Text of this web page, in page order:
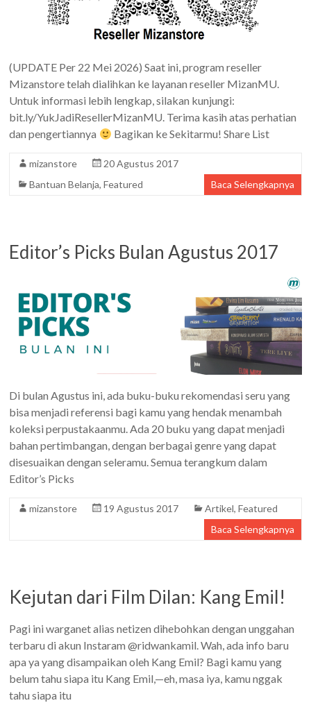
(UPDATE Per 22 Mei 2026) Saat ini, program reseller
Mizanstore telah dialihkan ke layanan reseller MizanMU.
Untuk informasi lebih lengkap, silakan kunjungi:
bit.ly/YukJadiResellerMizanMU. Terima kasih atas perhatian
dan pengertiannya
Bagikan ke Sekitarmu! Share List
mizanstore
20 Agustus 2017
Bantuan Belanja,Featured Baca Selengkapnya
Editor’s Picks Bulan Agustus 2017
Di bulan Agustus ini, ada buku-buku rekomendasi seru yang
bisa menjadi referensi bagi kamu yang hendak menambah
koleksi perpustakaanmu. Ada 20 buku yang dapat menjadi
bahan pertimbangan, dengan berbagai genre yang dapat
disesuaikan dengan seleramu. Semua terangkum dalam
Editor’s Picks
mizanstore 19 Agustus 2017 Artikel,Featured
Baca Selengkapnya
Kejutan dari Film Dilan: Kang Emil!
Pagi ini warganet alias netizen dihebohkan dengan unggahan
terbaru di akun Instaram @ridwankamil. Wah, ada info baru
apa ya yang disampaikan oleh Kang Emil? Bagi kamu yang
belum tahu siapa itu Kang Emil,—eh, masa iya, kamu nggak
tahu siapa itu